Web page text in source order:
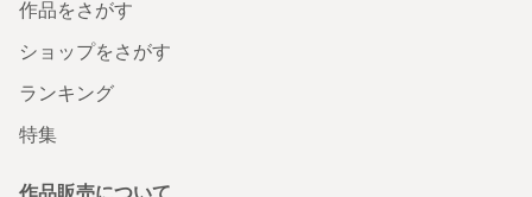
作品をさがす
ショップをさがす
ランキング
特集
作品販売について